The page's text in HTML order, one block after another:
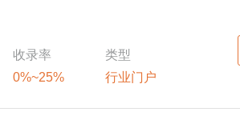
收录率
0%~25%
类型
行业门户